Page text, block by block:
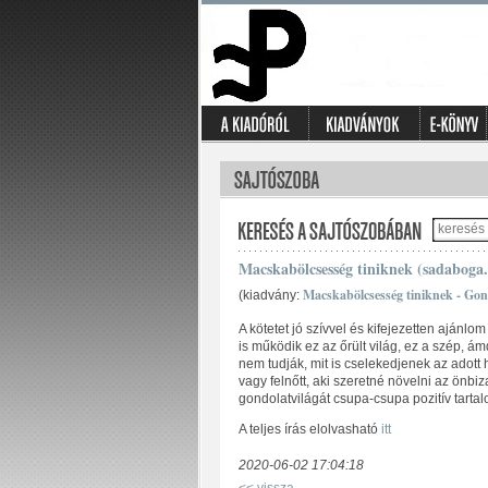
Macskabölcsesség tiniknek
(kiadvány: Macskabölcsesség tiniknek -
A kötetet jó szívvel és kifejezetten
is működik ez az őrült világ, ez a szép,
nem tudják, mit is cselekedjenek az adott
vagy felnőtt, aki szeretné növelni az
gondolatvilágát csupa-csupa pozitív
A teljes írás elolvasható itt
2020-06-02 17:04:18